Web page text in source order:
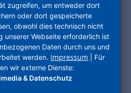
742,00 €
1.533,00 €
1962
Zentralheizung
zugreifen, um entweder dort
oder dort gespeicherte
obwohl dies technisch nicht
unserer Webseite erforderlich ist
Daten durch uns und
werden. Impressum | Für
wir externe Dienste:
& Datenschutz